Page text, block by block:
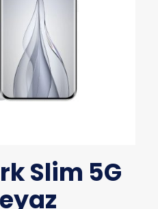
Slim 5G